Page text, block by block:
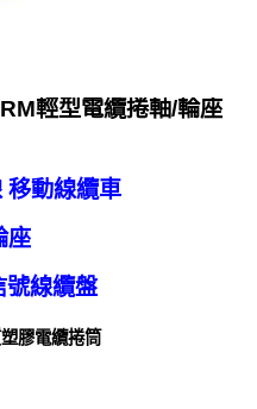
輕型電纜捲軸/輪座
動線纜車
座
號線纜盤
膠電纜捲筒